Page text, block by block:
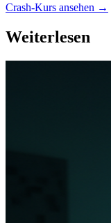
Crash-Kurs ansehen →
Weiterlesen